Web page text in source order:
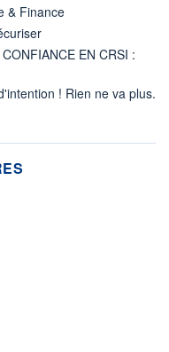
& Finance
EN CRSI :
! Rien ne va plus.